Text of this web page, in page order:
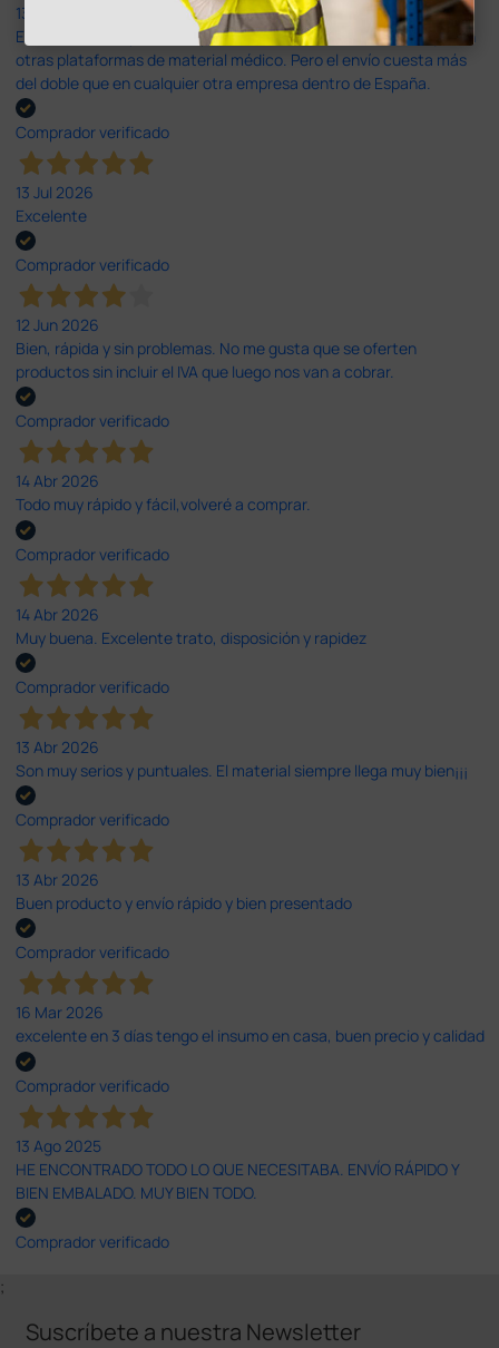
13 Jul 2026
Es fácil hacer el pedido. El producto, bastante mas barato que en
otras plataformas de material médico. Pero el envío cuesta más
del doble que en cualquier otra empresa dentro de España.
Comprador verificado
13 Jul 2026
Excelente
Comprador verificado
12 Jun 2026
Bien, rápida y sin problemas. No me gusta que se oferten
productos sin incluir el IVA que luego nos van a cobrar.
Comprador verificado
14 Abr 2026
Todo muy rápido y fácil,volveré a comprar.
Comprador verificado
14 Abr 2026
Muy buena. Excelente trato, disposición y rapidez
Comprador verificado
13 Abr 2026
Son muy serios y puntuales. El material siempre llega muy bien¡¡¡
Comprador verificado
13 Abr 2026
Buen producto y envío rápido y bien presentado
Comprador verificado
16 Mar 2026
excelente en 3 días tengo el insumo en casa, buen precio y calidad
Comprador verificado
13 Ago 2025
HE ENCONTRADO TODO LO QUE NECESITABA. ENVÍO RÁPIDO Y
BIEN EMBALADO. MUY BIEN TODO.
Comprador verificado
;
Suscríbete a nuestra Newsletter